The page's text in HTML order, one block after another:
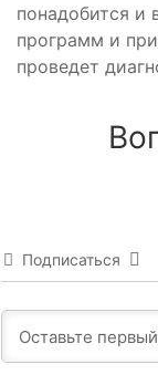
понадобится и
программ и
проведет
Подписаться